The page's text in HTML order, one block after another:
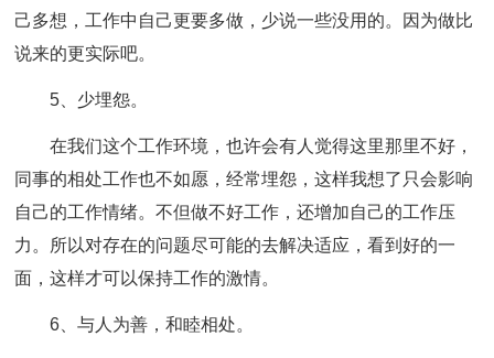
己多想，工作中自己更要多做，少说一些没用的。因为做比
说来的更实际吧。
5、少埋怨。
在我们这个工作环境，也许会有人觉得这里那里不好，
同事的相处工作也不如愿，经常埋怨，这样我想了只会影响
自己的工作情绪。不但做不好工作，还增加自己的工作压
力。所以对存在的问题尽可能的去解决适应，看到好的一
面，这样才可以保持工作的激情。
6、与人为善，和睦相处。